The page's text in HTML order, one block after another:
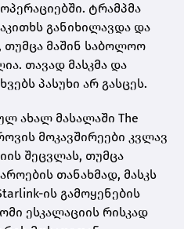
ტრამპმა
განიხილავდა და
თუმცა მაშინ საბოლოო
თავად მასკმა და
პასუხი არ გასცეს.
ახალ მასალაში The
მოკავშირეები კვლავ
შეცვლას, თუმცა
თანახმად, მასკს
ის გამოყენების
ესკალაციის რისკად